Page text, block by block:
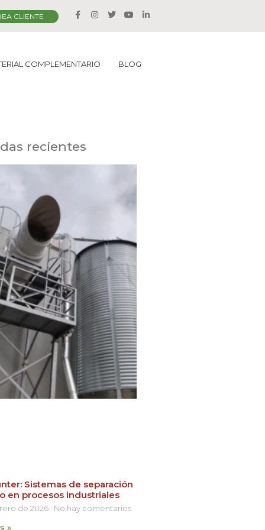
CLIENTE
COMPLEMENTARIO BLOG
recientes
Sistemas de separación
en procesos industriales
de 2026 No hay comentarios
»